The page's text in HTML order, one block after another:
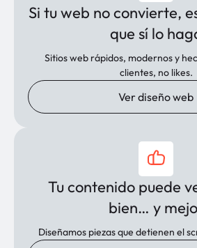
Si tu web no convierte,
que sí lo
Sitios web rápidos, modernos y
clientes, no likes.
Ver diseño web
Tu contenido puede
bien… y
Diseñamos piezas que detienen el